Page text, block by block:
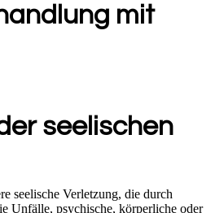
mit
seelischen
seelische Verletzung, die durch
Unfälle, psychische, körperliche oder